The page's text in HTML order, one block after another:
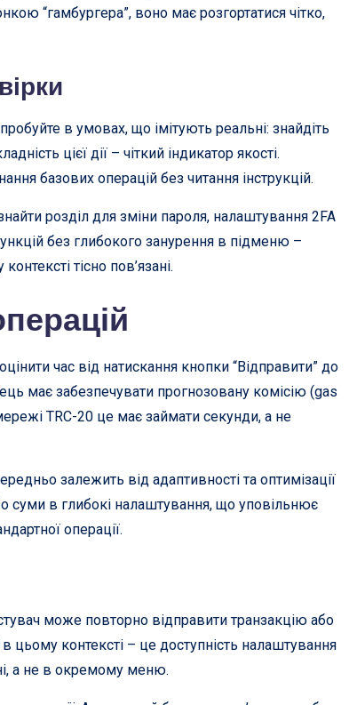
“гамбургера”, воно має розгортатися чітко,
в умовах, що імітують реальні: знайдіть
цієї дії – чіткий індикатор якості.
базових операцій без читання інструкцій.
розділ для зміни пароля, налаштування 2FA
без глибокого занурення в підменю –
тісно пов’язані.
час від натискання кнопки “Відправити” до
має забезпечувати прогнозовану комісію (gas
TRC-20 це має займати секунди, а не
залежить від адаптивності та оптимізації
суми в глибокі налаштування, що уповільнює
операції.
може повторно відправити транзакцію або
цьому контексті – це доступність налаштування
а не в окремому меню.